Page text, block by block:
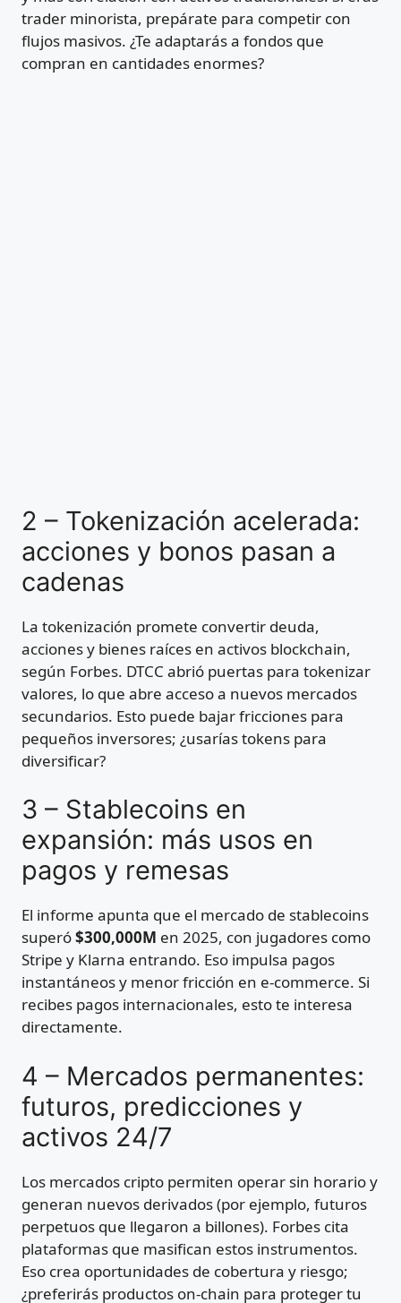
trader minorista, prepárate para competir con
flujos masivos. ¿Te adaptarás a fondos que
compran en cantidades enormes?
2 – Tokenización acelerada:
acciones y bonos pasan a
cadenas
La tokenización promete convertir deuda,
acciones y bienes raíces en activos blockchain,
según Forbes. DTCC abrió puertas para tokenizar
valores, lo que abre acceso a nuevos mercados
secundarios. Esto puede bajar fricciones para
pequeños inversores; ¿usarías tokens para
diversificar?
3 – Stablecoins en
expansión: más usos en
pagos y remesas
El informe apunta que el mercado de stablecoins
superó$300,000M en 2025, con jugadores como
Stripe y Klarna entrando. Eso impulsa pagos
instantáneos y menor fricción en e-commerce. Si
recibes pagos internacionales, esto te interesa
directamente.
4 – Mercados permanentes:
futuros, predicciones y
activos 24/7
Los mercados cripto permiten operar sin horario y
generan nuevos derivados (por ejemplo, futuros
perpetuos que llegaron a billones). Forbes cita
plataformas que masifican estos instrumentos.
Eso crea oportunidades de cobertura y riesgo;
¿preferirás productos on-chain para proteger tu